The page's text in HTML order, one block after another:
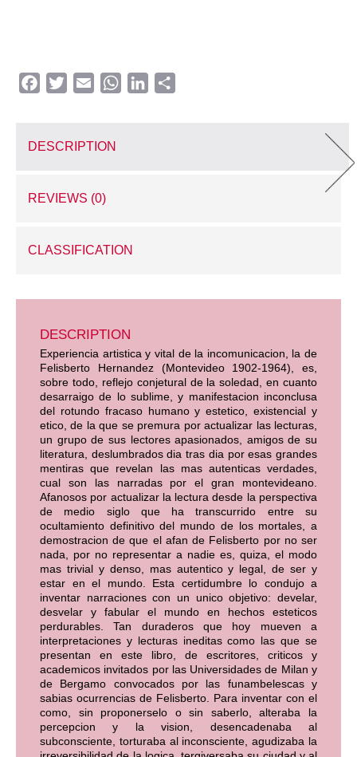
Facebook
TwitterEmail WhatsAppLinkedIn
DESCRIPTION
REVIEWS (0)
CLASSIFICATION
DESCRIPTION
Experiencia artistica y vital de la incomunicacion, la de
Felisberto Hernandez (Montevideo 1902-1964), es,
sobre todo, reflejo conjetural de la soledad, en cuanto
desarraigo de lo sublime, y manifestacion inconclusa
del rotundo fracaso humano y estetico, existencial y
etico, de la que se premura por actualizar las lecturas,
un grupo de sus lectores apasionados, amigos de su
literatura, deslumbrados dia tras dia por esas grandes
mentiras que revelan las mas autenticas verdades,
cual son las narradas por el gran montevideano.
Afanosos por actualizar la lectura desde la perspectiva
de medio siglo que ha transcurrido entre su
ocultamiento definitivo del mundo de los mortales, a
demostracion de que el afan de Felisberto por no ser
nada, por no representar a nadie es, quiza, el modo
mas trivial y denso, mas autentico y legal, de ser y
estar en el mundo. Esta certidumbre lo condujo a
inventar narraciones con un unico objetivo: develar,
desvelar y fabular el mundo en hechos esteticos
perdurables. Tan duraderos que hoy mueven a
interpretaciones y lecturas ineditas como las que se
presentan en este libro, de escritores, criticos y
academicos invitados por las Universidades de Milan y
de Bergamo convocados por las funambelescas y
sabias ocurrencias de Felisberto. Para inventar con el
como, sin proponerselo o sin saberlo, alteraba la
percepcion y la vision, desencadenaba al
subconsciente, torturaba al inconsciente, agudizaba la